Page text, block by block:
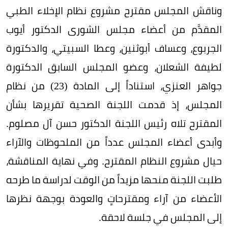
وناقش المجلس مقترح مشروع نظام الإخلاء الطبي
المقدَّم من أعضاء مجلس الشورى الدكتور أيوب
الجربوع، وعساف أبوثنين، وعطا السبيتي، والدكتورة
لطيفة الشعلان، وعضو المجلس السابق الدكتورة
جواهر العنزي، استناداً إلى المادة (23) من نظام
المجلس، إذ قدمت اللجنة الصحية تقريرها بشأن
المقترح تلاه رئيس اللجنة الدكتور حسن آل مصلوم.
وأبدى أعضاء المجلس عدداً من الملحوظات والآراء
حيال مشروع النظام المقترح. وفي نهاية المناقشة،
طلبت اللجنة منحها مزيداً من الوقت لدراسة ما طرحه
الأعضاء من آراء ومقترحاتٍ والعودة بوجهة نظرها
إلى المجلس في جلسة لاحقة.